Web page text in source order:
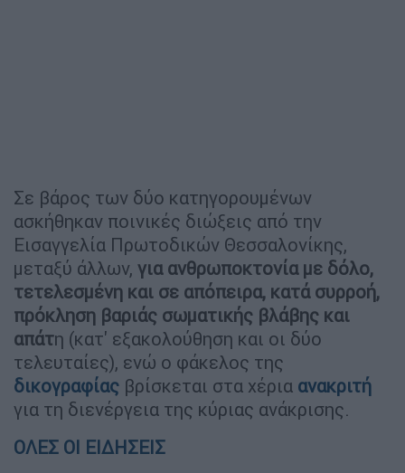
Σε βάρος των δύο κατηγορουμένων
ασκήθηκαν ποινικές διώξεις από την
Εισαγγελία Πρωτοδικών Θεσσαλονίκης,
μεταξύ άλλων, για ανθρωποκτονία με δόλο,
τετελεσμένη και σε απόπειρα, κατά συρροή,
πρόκληση βαριάς σωματικής βλάβης και
απάτη (κατ' εξακολούθηση και οι δύο
τελευταίες), ενώ ο φάκελος της
δικογραφίας βρίσκεται στα χέρια ανακριτή
για τη διενέργεια της κύριας ανάκρισης.
ΟΛΕΣ ΟΙ ΕΙΔΗΣΕΙΣ